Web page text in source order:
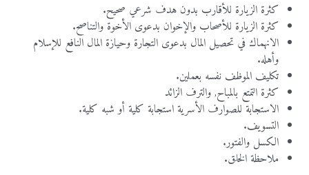
كثرة الزيارة للأقارب بدونهدف شرعي صحيح.
كثرة الزيارة للأصحاب والإخوان بدعوى الأخوة والتناصح.
الانهماك في تحصيل المال بدعوى التجارة وحيازة المال النافع للإسلام
وأهله.
تكليف الموظف نفسه بعملين.
كثرة التمتع بالمباح,والترف الزائد
الاستجابة للصوارف الأسرية استجابة كلية أو شبه كلية.
التسويف.
الكسل والفتور.
ملاحظة الخلق.